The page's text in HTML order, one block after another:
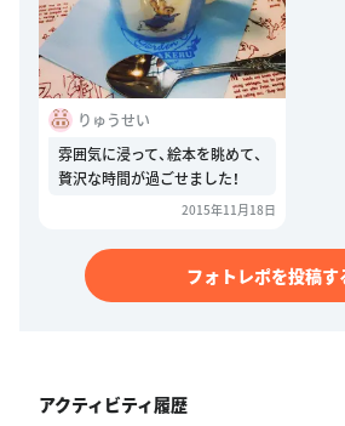
りゅうせい
雰囲気に浸って、絵本を眺めて、
贅沢な時間が過ごせました！
2015年11月18日
フォトレポを投稿す
アクティビティ履歴